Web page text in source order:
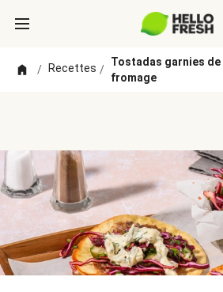
/ Recettes /
Tostadas garnies
fromage